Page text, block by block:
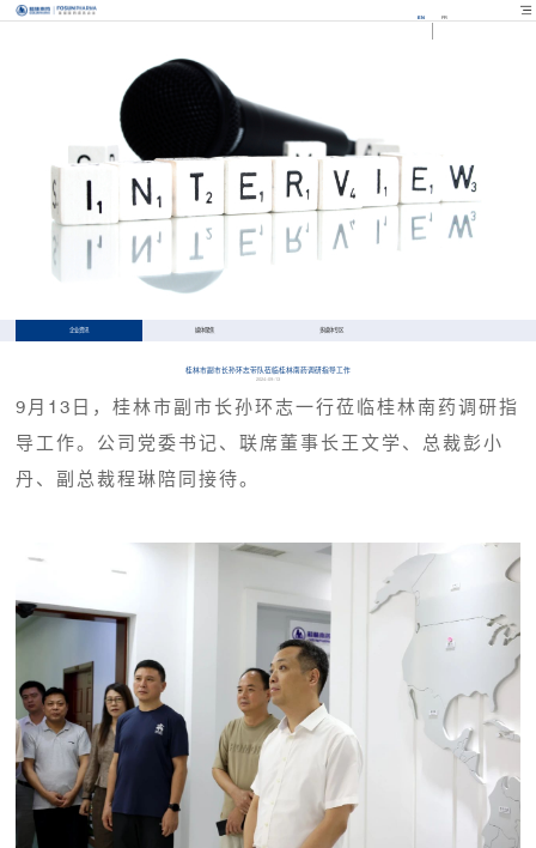
EN FR
企业资讯 媒体聚焦 多媒体专区
桂林市副市长孙环志带队莅临桂林南药调研指导工作
2024-09-13
9月13日，桂林市副市长孙环志一行莅临桂林南药调研指
导工作。公司党委书记、联席董事长 王文学、总裁彭小
丹、副总裁程琳陪同接待。